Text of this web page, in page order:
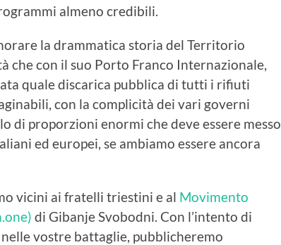
almeno credibili.
la drammatica storia del Territorio
che con il suo Porto Franco Internazionale,
quale discarica pubblica di tutti i rifiuti
con la complicità dei vari governi
di proporzioni enormi che deve essere messo
ed europei, se ambiamo essere ancora
vicini ai fratelli triestini e al Movimento
di Gibanje Svobodni. Con l’intento di
vostre battaglie, pubblicheremo